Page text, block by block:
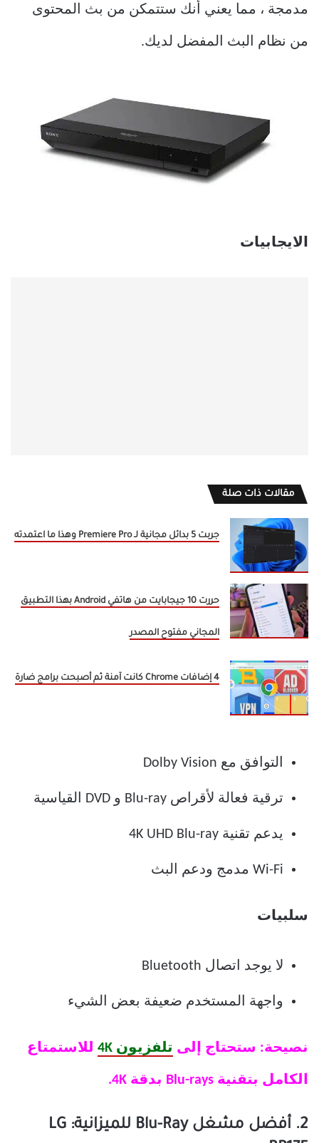
مدمجة ، مما يعني أنك ستتمكن من بث المحتوى
من نظام البث المفضل لديك.
الايجابيات
مقالات ذات صلة
جربت 5 بدائل مجانية لـ Premiere Pro وهذا ما اعتمدته
حررت 10 جيجابايت من هاتفي Android بهذا التطبيق
المجاني مفتوح المصدر
4 إضافات Chrome كانت آمنة ثم أصبحت برامج ضارة
التوافق مع Dolby Vision
ترقية فعالة لأقراص Blu-ray و DVD القياسية
يدعم تقنية 4K UHD Blu-ray
Wi-Fi مدمج ودعم البث
سلبيات
لا يوجد اتصال Bluetooth
واجهة المستخدم ضعيفة بعض الشيء
نصيحة: ستحتاج إلى تلفزيون 4K للاستمتاع
الكامل بتقنية Blu-rays بدقة 4K.
2. أفضل مشغل Blu-Ray للميزانية: LG